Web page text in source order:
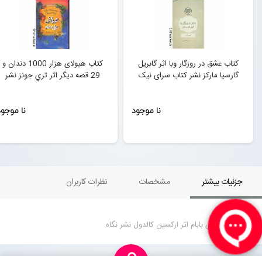
کتاب عشق در روزگار وبا اثر گابريل
گارسيا ماركز نشر کتاب سرای نیک
نا موجود
کتاب هیولای هزار 1000 دندان و
29 قصه دیگر اثر تري جونز نشر
نا
جزئیات بیشتر مشخصات نظرات کاربران
کتاب قصه های بابام اثر ارکسین کالدول نشر نگاه